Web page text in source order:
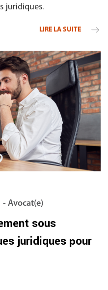
juridiques.
LIRE LA SUITE
- Avocat(e)
sous
juridiques pour